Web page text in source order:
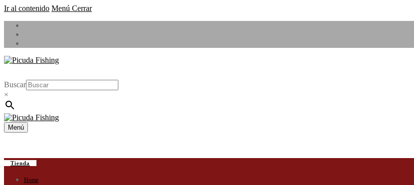
Ir al contenido Menú Cerrar
Buscar
×
Menú
Tienda
Home